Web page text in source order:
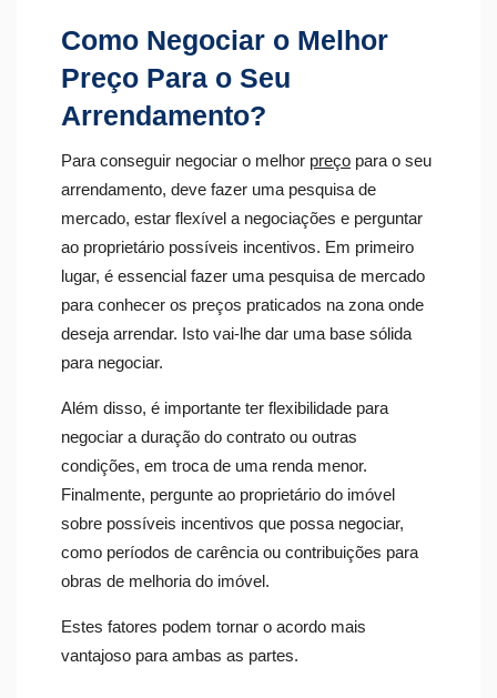
Como Negociar o Melhor
Preço Para o Seu
Arrendamento?
Para conseguir negociar o melhor preço para o seu
arrendamento, deve fazer uma pesquisa de
mercado, estar flexível a negociações e perguntar
ao proprietário possíveis incentivos. Em primeiro
lugar, é essencial fazer uma pesquisa de mercado
para conhecer os preços praticados na zona onde
deseja arrendar. Isto vai-lhe dar uma base sólida
para negociar.
Além disso, é importante ter flexibilidade para
negociar a duração do contrato ou outras
condições, em troca de uma renda menor.
Finalmente, pergunte ao proprietário do imóvel
sobre possíveis incentivos que possa negociar,
como períodos de carência ou contribuições para
obras de melhoria do imóvel.
Estes fatores podem tornar o acordo mais
vantajoso para ambas as partes.